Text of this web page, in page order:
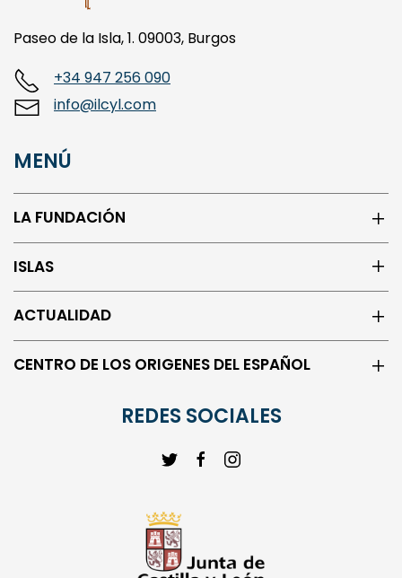
Paseo de la Isla, 1. 09003, Burgos
+34 947 256 090
info@ilcyl.com
MENÚ
LA FUNDACIÓN
ISLAS
ACTUALIDAD
CENTRO DE LOS ORIGENES DEL ESPAÑOL
REDES SOCIALES